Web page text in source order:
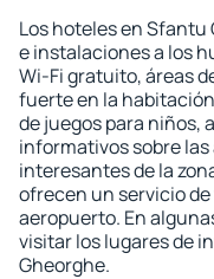
Los hoteles en
e instalaciones a los
Wi-Fi gratuito, áreas
fuerte en la
de juegos para niños,
informativos sobre
interesantes de la
ofrecen un servicio
aeropuerto. En
visitar los lugares de
Gheorghe.